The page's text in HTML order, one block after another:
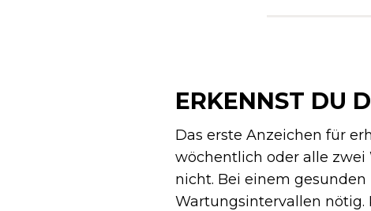
ERKENNST DU
Das erste Anzeichen für
wöchentlich oder alle
nicht. Bei einem
Wartungsintervallen nötig.